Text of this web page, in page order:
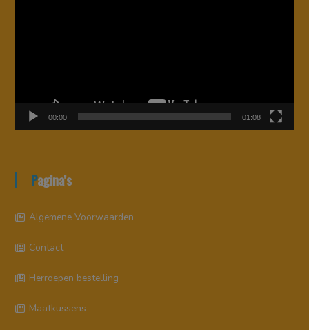
00:00 01:08
Pagina’s
Algemene Voorwaarden
Contact
Herroepen bestelling
Maatkussens